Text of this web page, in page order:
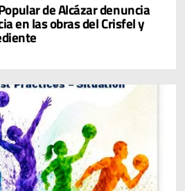
de Alcázar denuncia
en las obras del Crisfel y